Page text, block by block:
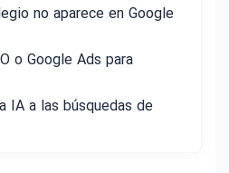
no aparece en Google
o Google Ads para
IA a las búsquedas de